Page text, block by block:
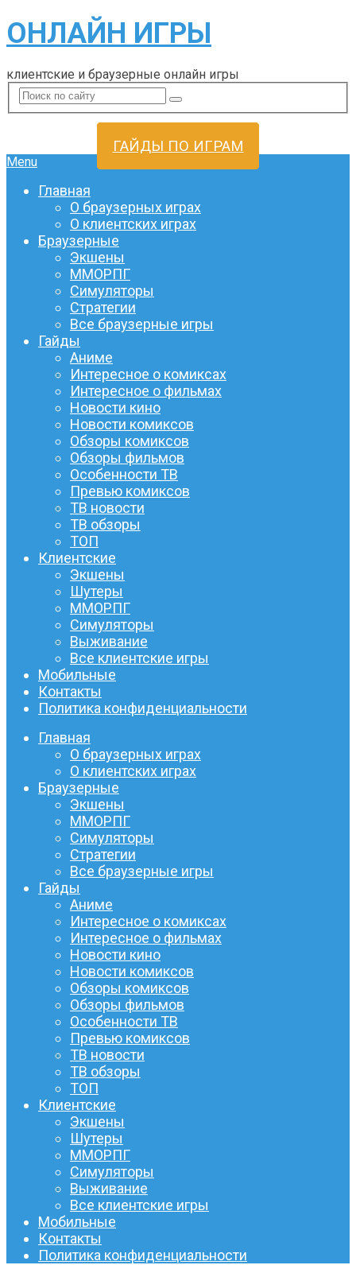
ОНЛАЙН ИГРЫ
клиентские и браузерные онлайн игры
ГАЙДЫ ПО ИГРАМ
Menu
Главная
О браузерных играх
О клиентских играх
Браузерные
Экшены
ММОРПГ
Симуляторы
Стратегии
Все браузерные игры
Гайды
Аниме
Интересное о комиксах
Интересное о фильмах
Новости кино
Новости комиксов
Обзоры комиксов
Обзоры фильмов
Особенности ТВ
Превью комиксов
ТВ новости
ТВ обзоры
ТОП
Клиентские
Экшены
Шутеры
ММОРПГ
Симуляторы
Выживание
Все клиентские игры
Мобильные
Контакты
Политика конфиденциальности
Главная
О браузерных играх
О клиентских играх
Браузерные
Экшены
ММОРПГ
Симуляторы
Стратегии
Все браузерные игры
Гайды
Аниме
Интересное о комиксах
Интересное о фильмах
Новости кино
Новости комиксов
Обзоры комиксов
Обзоры фильмов
Особенности ТВ
Превью комиксов
ТВ новости
ТВ обзоры
ТОП
Клиентские
Экшены
Шутеры
ММОРПГ
Симуляторы
Выживание
Все клиентские игры
Мобильные
Контакты
Политика конфиденциальности